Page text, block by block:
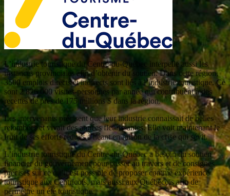
L’industrie touristique du Centre-du-Québec interpelle aussi les
instances provinciales afin d’obtenir du soutien. Dans cette région,
3500 emplois directs et indirects sont liés à l’industrie touristique. Ce
sont 2 826 000 visites-personnes par année qui contribuent à des
recettes de près de 175 millions $ dans la région.
Les intervenants précisent que leur industrie connaissait de belles
retombées et vivait des années fleurissantes. Elle voit maintenant le
fruit de ses efforts réduits à néant en raison de la crise qui sévit.
L’industrie touristique du Centre-du-Québec a besoin du soutien
financier du gouvernement pour passer au travers et de consignes
précises sur ce qu’il est possible de proposer comme expérience
touristique aux Centricois, mais aussi aux Québécois afin de
permettre un été touristique.